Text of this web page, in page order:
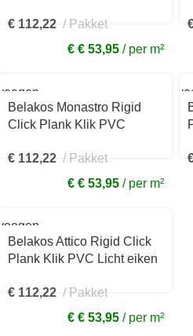
710RC
€ 112,22
Pakket
€ € 53,95
per m²
Belakos Monastro Rigid
Click Plank Klik PVC
1511x229x7mm 920RC
€ 112,22
Pakket
€ € 53,95
per m²
Belakos Attico Rigid Click
Plank Klik PVC Licht eiken
€ 112,22
Pakket
€ € 53,95
per m²